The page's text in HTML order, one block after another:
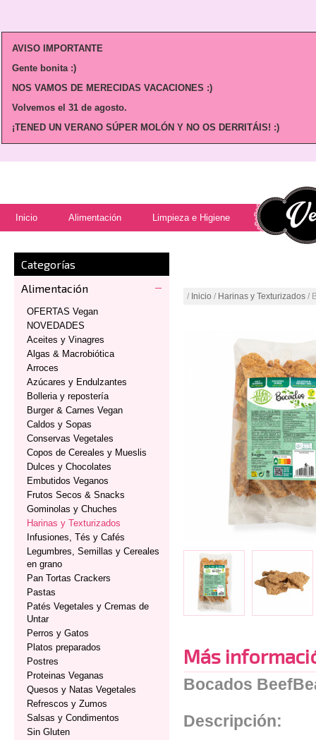
AVISO IMPORTANTE
Gente bonita :)
NOS VAMOS DE MERECIDAS VACACIONES :)
Volvemos el 31 de agosto.
¡TENED UN VERANO SÚPER MOLÓN Y NO OS DERRITÁIS! :)
Inicio Alimentación Limpieza e Higiene
Categorías
Alimentación
OFERTAS Vegan
NOVEDADES
Aceites y Vinagres
Algas & Macrobiótica
Arroces
Azúcares y Endulzantes
Bolleria y repostería
Burger & Carnes Vegan
Caldos y Sopas
Conservas Vegetales
Copos de Cereales y Mueslis
Dulces y Chocolates
Embutidos Veganos
Frutos Secos & Snacks
Gominolas y Chuches
Harinas y Texturizados
Infusiones, Tés y Cafés
Legumbres, Semillas y Cereales
en grano
Pan Tortas Crackers
Pastas
Patés Vegetales y Cremas de
Untar
Perros y Gatos
Platos preparados
Postres
Proteinas Veganas
Quesos y Natas Vegetales
Refrescos y Zumos
Salsas y Condimentos
Sin Gluten
/ Inicio / Harinas y Texturizados /
Más
Bocados
Descripción: